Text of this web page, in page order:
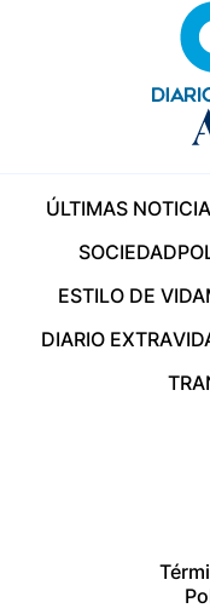
ÚLTIMAS
SOCIEDAD
ESTILO DE VIDA
DIARIO EXTRA